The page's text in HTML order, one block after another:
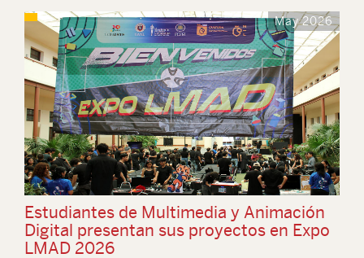
May 2026
Estudiantes de Multimedia y Animación
Digital presentan sus proyectos en Expo
LMAD 2026